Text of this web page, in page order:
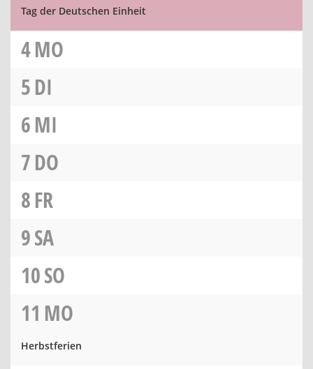
Tag der Deutschen Einheit
4MO
5DI
6MI
7DO
8FR
9SA
10SO
11 MO
Herbstferien